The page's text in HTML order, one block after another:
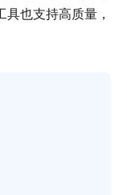
也支持高质量，